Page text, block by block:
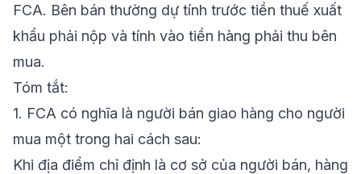
FCA. Bên bán thường dự tính trước tiền thuế xuất
khẩu phải nộp và tính vào tiền hàng phải thu bên
mua.
Tóm tắt:
1. FCA có nghĩa là người bán giao hàng cho người
mua một trong hai cách sau:
Khi địa điểm chỉ định là cơ sở của người bán, hàng